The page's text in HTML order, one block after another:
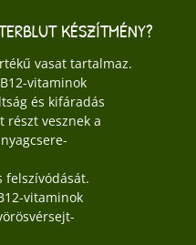
KÉSZÍTMÉNY?
vasat tartalmaz.
vitaminok
és kifáradás
részt vesznek a
felszívódását.
vitaminok